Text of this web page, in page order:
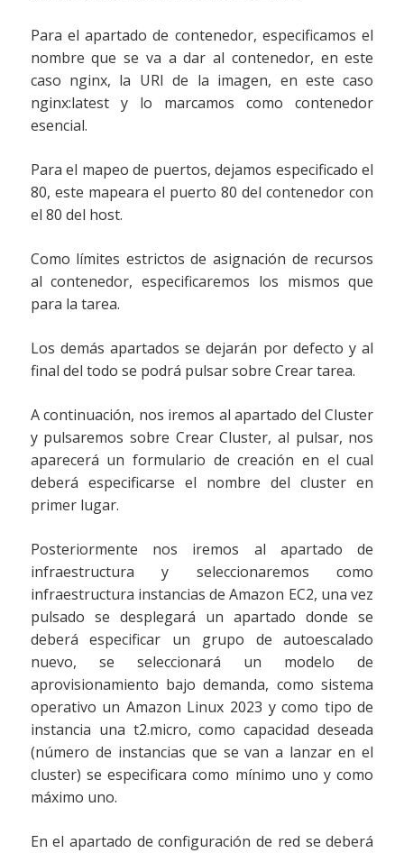
Para el apartado de contenedor, especificamos el
nombre que se va a dar al contenedor, en este
caso nginx, la URI de la imagen, en este caso
nginx:latest y lo marcamos como contenedor
esencial.
Para el mapeo de puertos, dejamos especificado el
80, este mapeara el puerto 80 del contenedor con
el 80 del host.
Como límites estrictos de asignación de recursos
al contenedor, especificaremos los mismos que
para la tarea.
Los demás apartados se dejarán por defecto y al
final del todo se podrá pulsar sobre Crear tarea.
A continuación, nos iremos al apartado del Cluster
y pulsaremos sobre Crear Cluster, al pulsar, nos
aparecerá un formulario de creación en el cual
deberá especificarse el nombre del cluster en
primer lugar.
Posteriormente nos iremos al apartado de
infraestructura y seleccionaremos como
infraestructura instancias de Amazon EC2, una vez
pulsado se desplegará un apartado donde se
deberá especificar un grupo de autoescalado
nuevo, se seleccionará un modelo de
aprovisionamiento bajo demanda, como sistema
operativo un Amazon Linux 2023 y como tipo de
instancia una t2.micro, como capacidad deseada
(número de instancias que se van a lanzar en el
cluster) se especificara como mínimo uno y como
máximo uno.
En el apartado de configuración de red se deberá